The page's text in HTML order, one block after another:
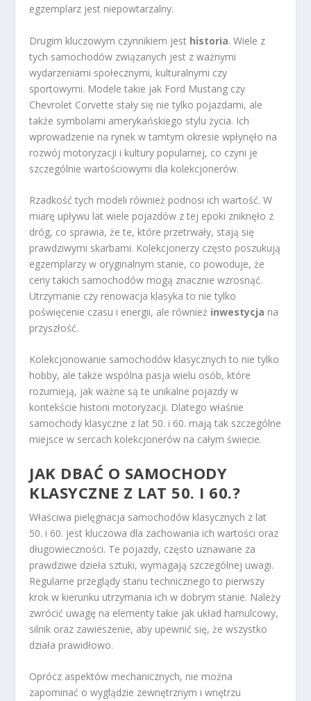
egzemplarz jest niepowtarzalny.
Drugim kluczowym czynnikiem jest historia. Wiele z
tych samochodów związanych jest z ważnymi
wydarzeniami społecznymi, kulturalnymi czy
sportowymi. Modele takie jak Ford Mustang czy
Chevrolet Corvette stały się nie tylko pojazdami, ale
także symbolami amerykańskiego stylu życia. Ich
wprowadzenie na rynek w tamtym okresie wpłynęło na
rozwój motoryzacji i kultury popularnej, co czyni je
szczególnie wartościowymi dla kolekcjonerów.
Rzadkość tych modeli również podnosi ich wartość. W
miarę upływu lat wiele pojazdów z tej epoki zniknęło z
dróg, co sprawia, że te, które przetrwały, stają się
prawdziwymi skarbami. Kolekcjonerzy często poszukują
egzemplarzy w oryginalnym stanie, co powoduje, że
ceny takich samochodów mogą znacznie wzrosnąć.
Utrzymanie czy renowacja klasyka to nie tylko
poświęcenie czasu i energii, ale również inwestycja na
przyszłość.
Kolekcjonowanie samochodów klasycznych to nie tylko
hobby, ale także wspólna pasja wielu osób, które
rozumieją, jak ważne są te unikalne pojazdy w
kontekście historii motoryzacji. Dlatego właśnie
samochody klasyczne z lat 50. i 60. mają tak szczególne
miejsce w sercach kolekcjonerów na całym świecie.
JAK DBAĆ O SAMOCHODY
KLASYCZNE Z LAT 50. I 60.?
Właściwa pielęgnacja samochodów klasycznych z lat
50. i 60. jest kluczowa dla zachowania ich wartości oraz
długowieczności. Te pojazdy, często uznawane za
prawdziwe dzieła sztuki, wymagają szczególnej uwagi.
Regularne przeglądy stanu technicznego to pierwszy
krok w kierunku utrzymania ich w dobrym stanie. Należy
zwrócić uwagę na elementy takie jak układ hamulcowy,
silnik oraz zawieszenie, aby upewnić się, że wszystko
działa prawidłowo.
Oprócz aspektów mechanicznych, nie można
zapominać o wyglądzie zewnętrznym i wnętrzu